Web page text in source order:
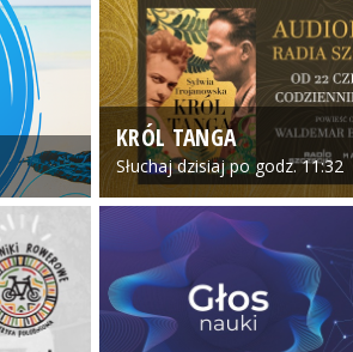
KRÓL TANGA
Słuchaj dzisiaj po godz. 11:32